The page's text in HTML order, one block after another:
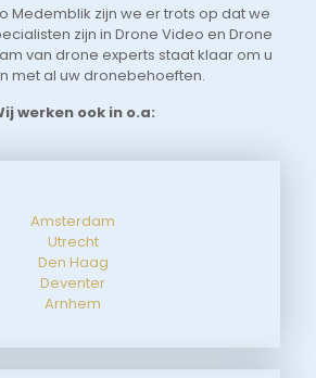
Medemblik zijn we er trots op dat we
zijn in Drone Video en Drone
van drone experts staat klaar om u
met al uw dronebehoeften.
werken ook in o.a:
Amsterdam
Utrecht
Den Haag
Deventer
Arnhem